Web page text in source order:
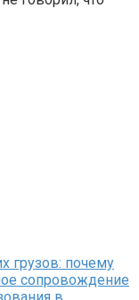
грузов: почему
сопровождение